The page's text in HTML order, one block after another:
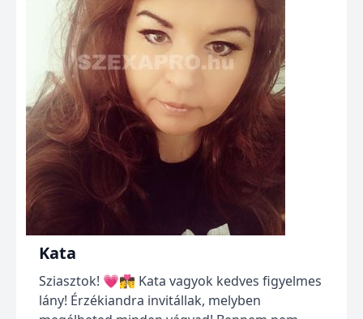
Kata
Sziasztok! 💗👩‍❤️‍💋‍👨 Kata vagyok kedves figyelmes
lány! Érzékiandra invitállak, melyben